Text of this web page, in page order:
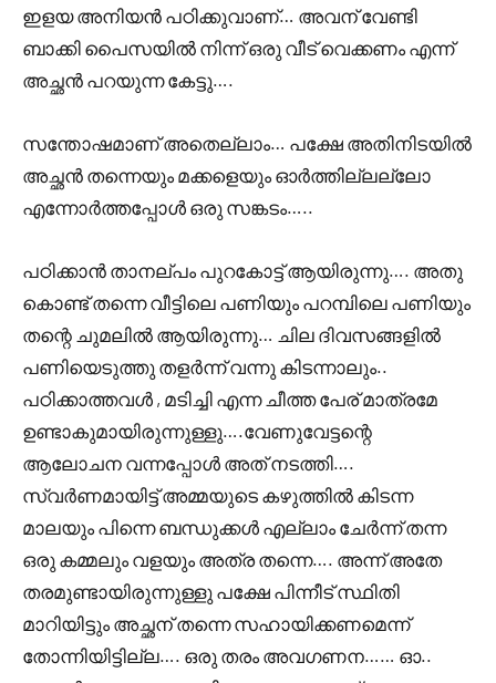
ഇളയ അനിയൻ പഠിക്കുവാണ്… അവന് വേണ്ടി
ബാക്കി പൈസയിൽ നിന്ന് ഒരു വീട് വെക്കണം എന്ന്
അച്ഛൻ പറയുന്ന കേട്ടു….
സന്തോഷമാണ് അതെല്ലാം… പക്ഷേ അതിനിടയിൽ
അച്ഛൻ തന്നെയും മക്കളെയും ഓർത്തില്ലല്ലോ
എന്നോർത്തപ്പോൾ ഒരു സങ്കടം…..
പഠിക്കാൻ താനല്പം പുറകോട്ട് ആയിരുന്നു…. അതു
കൊണ്ട് തന്നെ വീട്ടിലെ പണിയും പറമ്പിലെ പണിയും
തന്റെ ചുമലിൽ ആയിരുന്നു… ചില ദിവസങ്ങളിൽ
പണിയെടുത്തു തളർന്ന് വന്നു കിടന്നാലും..
പഠിക്കാത്തവൾ , മടിച്ചി എന്ന ചീത്ത പേര് മാത്രമേ
ഉണ്ടാകുമായിരുന്നുള്ളു….വേണുവേട്ടന്റെ
ആലോചന വന്നപ്പോൾ അത് നടത്തി….
സ്വർണമായിട്ട് അമ്മയുടെ കഴുത്തിൽ കിടന്ന
മാലയും പിന്നെ ബന്ധുക്കൾ എല്ലാം ചേർന്ന് തന്ന
ഒരു കമ്മലും വളയും അത്ര തന്നെ…. അന്ന് അതേ
തരമുണ്ടായിരുന്നുള്ളു പക്ഷേ പിന്നീട് സ്ഥിതി
മാറിയിട്ടും അച്ഛന് തന്നെ സഹായിക്കണമെന്ന്
തോന്നിയിട്ടില്ല…. ഒരു തരം അവഗണന…… ഓ..